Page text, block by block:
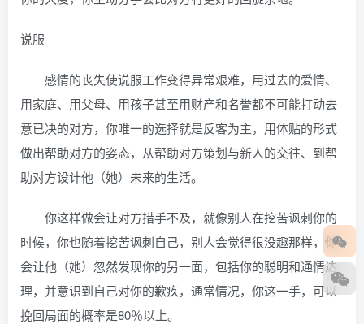
说服
感情的丧失使说服工作变得异常艰难，用过去的爱情、
用家庭、用父母、用孩子甚至用财产和名誉都不可能打动去
意已决的对方，你唯一的选择就是反客为主，用体贴的形式
做出帮助对方的姿态，从帮助对方策划与新人的交往、到帮
助对方设计他（她）未来的生活。
你这样做会让对方措手不及，就像别人在挖苦讽刺你的
时候，你也随着挖苦讽刺自己，别人会觉得很没趣那样，你
会让他（她）忽然发现你的另一面，包括你的聪明和通情达
理，并意识到自己对你的歉疚，通常情况，你这一手，可以
挽回局面的概率是80％以上。